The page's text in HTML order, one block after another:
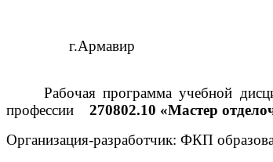
г.Армавир
Рабочая программа учебной
профессии
270802.10 «Мастер
Организация-разработчик: ФКП